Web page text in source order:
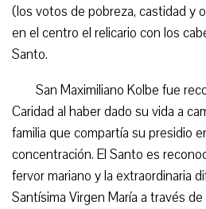
(los votos de pobreza, castidad y
en el centro el relicario con los
Santo.
San Maximiliano Kolbe fue
Caridad al haber dado su vida a
familia que compartía su presidio
concentración. El Santo es
fervor mariano y la extraordinaria
Santísima Virgen María a través de